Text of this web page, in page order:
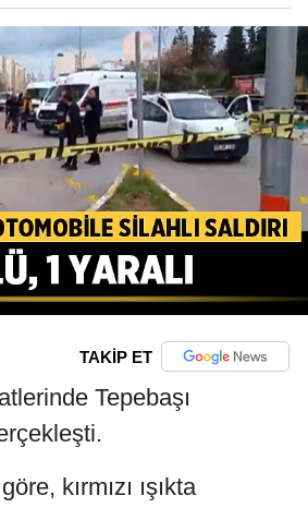
TAKİP ET
Tepebaşı
kırmızı ışıkta